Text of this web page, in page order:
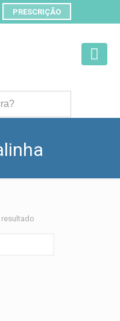
PRESCRIÇÃO